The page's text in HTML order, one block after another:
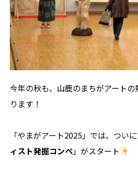
今年の秋も、山鹿のまちがアート
ります！
「やまがアート2025」では、つい
ィスト発掘コンペ」がスタート